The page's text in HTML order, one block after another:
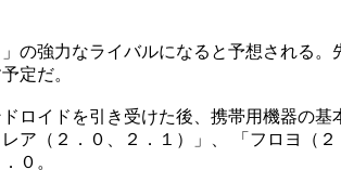
の強力なライバルになると予想される
定だ。
イドを引き受けた後、携帯用機器の基
ア（２．０、２．１）」、 「フロヨ（
０。